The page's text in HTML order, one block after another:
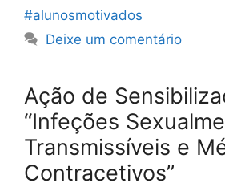
#alunosmotivados
Deixe um comentário
Ação de
“Infeções
Transmissíveis e
Contracetivos”